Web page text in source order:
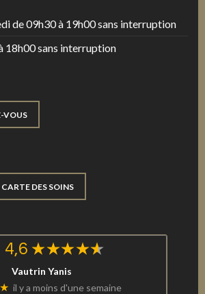
de 09h30 à 19h00 sans interruption
18h00 sans interruption
VOUS
DES SOINS
4,6
Vautrin Yanis
il y a moins d'une semaine